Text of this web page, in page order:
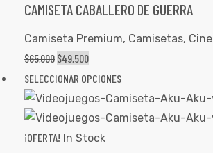
CAMISETA CABALLERO DE GUERRA
Camiseta Premium, Camisetas, Cine
$65,000 $49,500
SELECCIONAR OPCIONES
¡OFERTA! In Stock